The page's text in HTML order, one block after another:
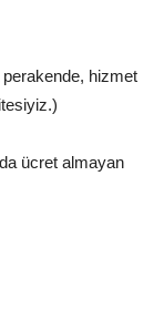
perakende, hizmet
ücret almayan